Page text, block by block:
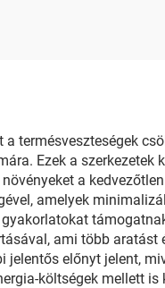
Ezek a
a
amelyek
ami több
előnyt jelent,
költségek mellett